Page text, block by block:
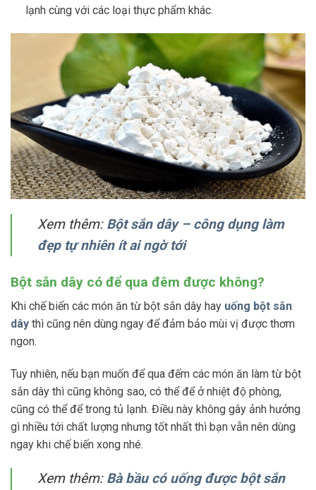
lạnh cùng với các loại thực phẩm khác.
Xem thêm: Bột sắn dây – công dụng làm
đẹp tự nhiên ít ai ngờ tới
Bột sắn dây có để qua đêm được không?
Khi chế biến các món ăn từ bột sắn dây hay uống bột sắn
dây thì cũng nên dùng ngay để đảm bảo mùi vị được thơm
ngon.
Tuy nhiên, nếu bạn muốn để qua đếm các món ăn làm từ bột
sắn dây thì cũng không sao, có thể để ở nhiệt độ phòng,
cũng có thể để trong tủ lạnh. Điều này không gây ảnh hưởng
gì nhiều tới chất lượng nhưng tốt nhất thì bạn vẫn nên dùng
ngay khi chế biến xong nhé.
Xem thêm: Bà bầu có uống được bột sắn